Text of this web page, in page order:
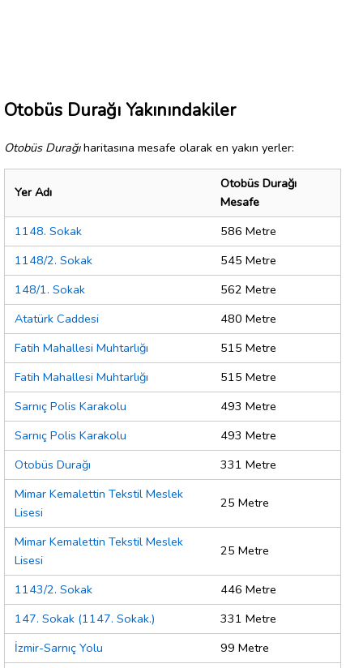
Otobüs Durağı Yakınındakiler
Otobüs Durağıharitasına mesafe olarak en yakın yerler:
Yer Adı
Otobüs Durağı
Mesafe
1148. Sokak
586 Metre
1148/2. Sokak
545 Metre
148/1. Sokak
562 Metre
Atatürk Caddesi
480 Metre
Fatih Mahallesi Muhtarlığı
515 Metre
Fatih Mahallesi Muhtarlığı
515 Metre
Sarnıç Polis Karakolu
493 Metre
Sarnıç Polis Karakolu
493 Metre
Otobüs Durağı
331 Metre
Mimar Kemalettin Tekstil Meslek
Lisesi
25 Metre
Mimar Kemalettin Tekstil Meslek
Lisesi
25 Metre
1143/2. Sokak
446 Metre
147. Sokak (1147. Sokak.)
331 Metre
İzmir-Sarnıç Yolu
99 Metre